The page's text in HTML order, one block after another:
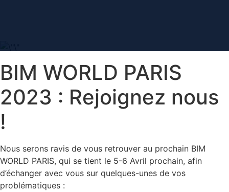
BIM WORLD PARIS
2023 : Rejoignez nous
!
Nous serons ravis de vous retrouver au prochain BIM
WORLD PARIS, qui se tient le 5-6 Avril prochain, afin
d’échanger avec vous sur quelques-unes de vos
problématiques :